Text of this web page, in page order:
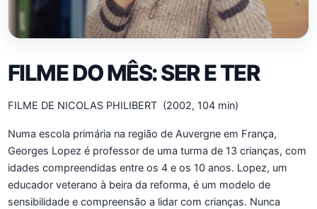
FILME DO MÊS: SER E TER
FILME DE NICOLAS PHILIBERT (2002, 104 min)
Numa escola primária na região de Auvergne em França,
Georges Lopez é professor de uma turma de 13 crianças, com
idades compreendidas entre os 4 e os 10 anos. Lopez, um
educador veterano à beira da reforma, é um modelo de
sensibilidade e compreensão a lidar com crianças. Nunca